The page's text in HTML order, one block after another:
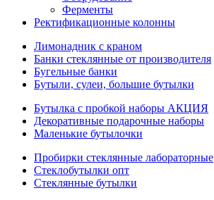
Ферменты
Ректификационные колонны
Лимонадник с краном
Банки стеклянные от производителя
Бугельные банки
Бутыли, сулеи, большие бутылки
Бутылка с пробкой наборы АКЦИЯ
Декоративные подарочные наборы
Маленькие бутылочки
Пробирки стеклянные лабораторные
Стеклобутылки опт
Стеклянные бутылки